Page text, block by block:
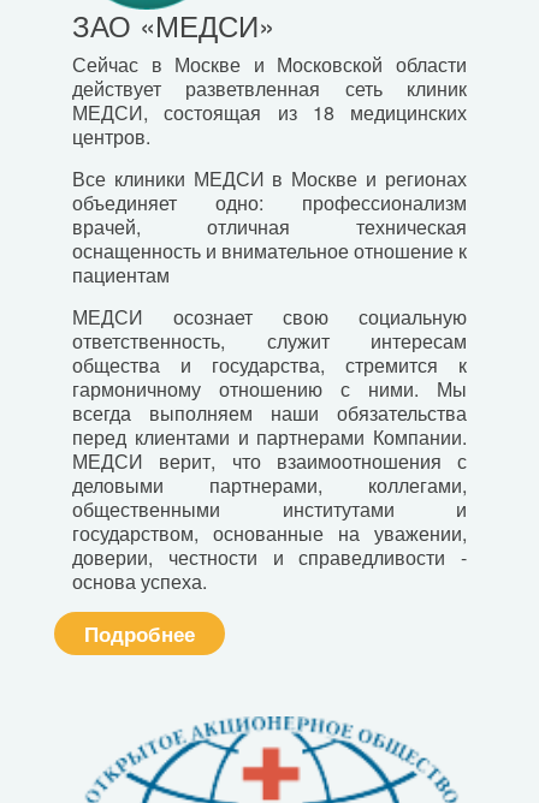
ЗАО «МЕДСИ»
Сейчас в Москве и Московской области
действует разветвленная сеть клиник
МЕДСИ, состоящая из 18 медицинских
центров.
Все клиники МЕДСИ в Москве и регионах
объединяет одно: профессионализм
врачей, отличная техническая
оснащенность и внимательное отношение к
пациентам
МЕДСИ осознает свою социальную
ответственность, служит интересам
общества и государства, стремится к
гармоничному отношению с ними. Мы
всегда выполняем наши обязательства
перед клиентами и партнерами Компании.
МЕДСИ верит, что взаимоотношения с
деловыми партнерами, коллегами,
общественными институтами и
государством, основанные на уважении,
доверии, честности и справедливости -
основа успеха.
Подробнее